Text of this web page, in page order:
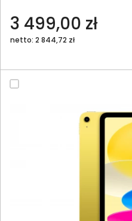
3 499,00 zł
netto: 2 844,72 zł